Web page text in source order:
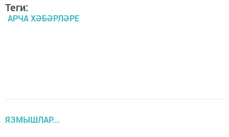
Теги:
АРЧА ХӘБӘРЛӘРЕ
ЯЗМЫШЛАР...